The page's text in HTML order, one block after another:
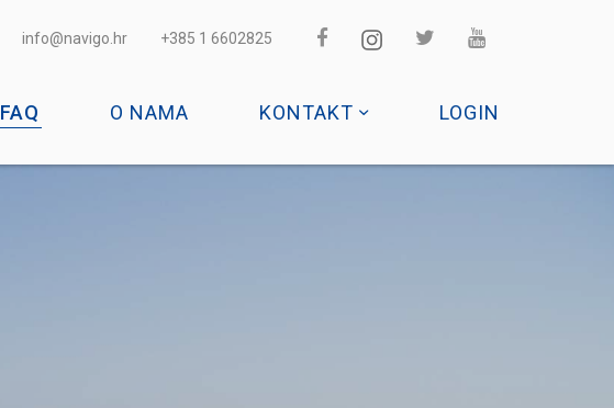
info@navigo.hr +385 1 6602825
FAQ O NAMA KONTAKT LOGIN